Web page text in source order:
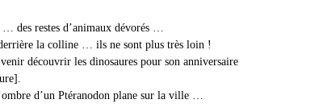
… des restes d’animaux dévorés …
la colline … ils ne sont plus très loin !
découvrir les dinosaures pour son anniversaire
d’un Ptéranodon plane sur la ville …